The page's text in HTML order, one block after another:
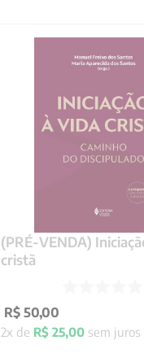
(PRÉ-VENDA)
cristã
R$ 50,00
2x de R$ 25,00sem juros